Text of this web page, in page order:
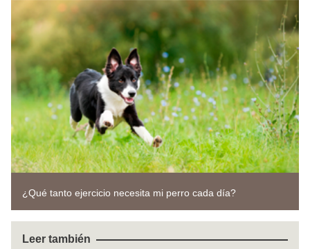
¿Qué tanto ejercicio necesita mi perro cada día?
Leer también